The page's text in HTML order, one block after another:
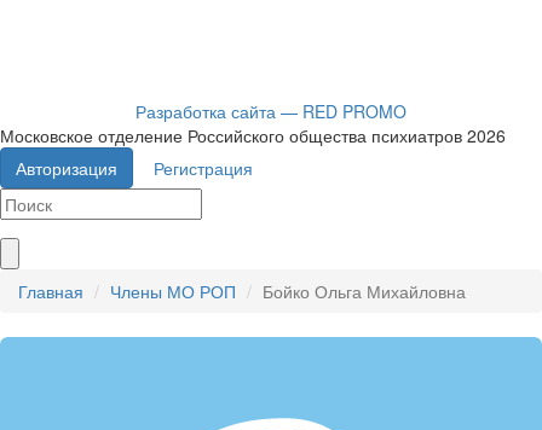
Разработка сайта — RED PROMO
Московское отделение Российского общества психиатров 2026
Авторизация
Регистрация
Главная Члены МО РОП Бойко Ольга Михайловна